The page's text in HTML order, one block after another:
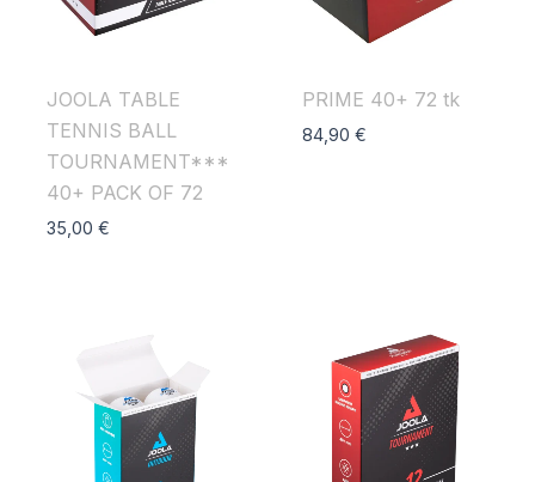
JOOLA TABLE
TENNIS BALL
TOURNAMENT***
40+ PACK OF 72
35,00€
PRIME 40+ 72 tk
84,90€